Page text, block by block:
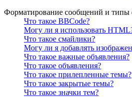
Форматирование сообщений и типы
Что такое BBCode?
Могу ли я использовать
Что такое смайлики?
Могу ли я добавлять
Что такое важные объявления?
Что такое объявления?
Что такое прилепленные темы?
Что такое закрытые темы?
Что такое значки тем?